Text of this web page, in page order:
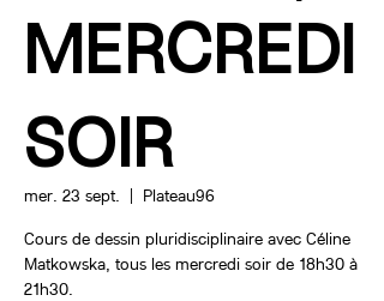
MERCREDI
SOIR
mer. 23 sept. Plateau96
Cours de dessin pluridisciplinaire avec Céline
Matkowska, tous les mercredi soir de 18h30 à
21h30.